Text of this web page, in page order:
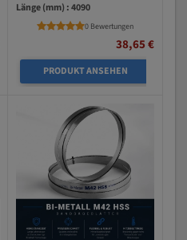
Länge (mm) : 4090
0 Bewertungen
38,65 €
PRODUKT ANSEHEN